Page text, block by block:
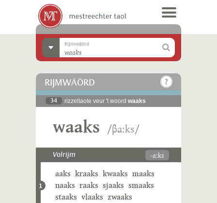
Rijmwäörd
RIJMWÄÖRD
34 rizzeltaote veur 't woord waaks
waaks /βaːks/
Volrijm -aːks
1
aaks kraaks kwaaks maaks
naaks raaks sjaaks smaaks
staaks vlaaks zwaaks